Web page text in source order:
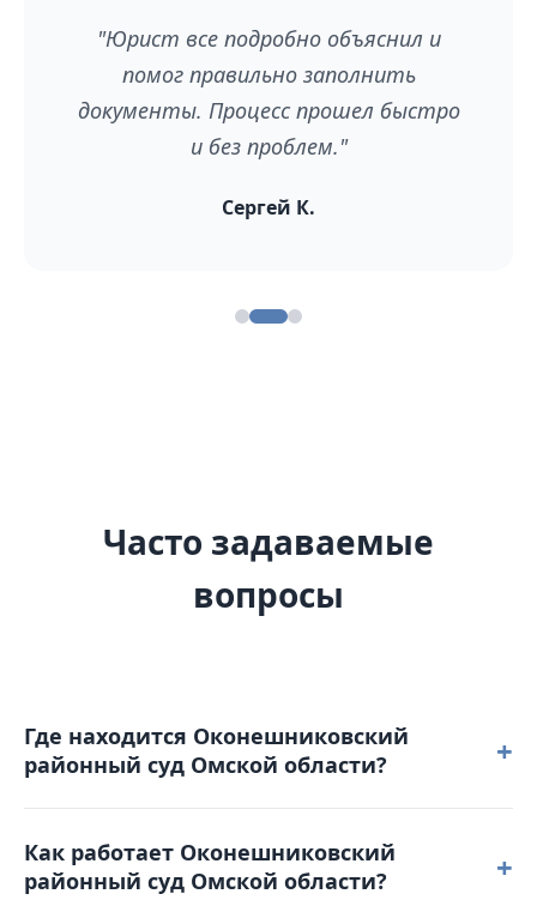
"Юрист все подробно объяснил и
помог правильно заполнить
документы. Процесс прошел быстро
и без проблем."
Сергей К.
Часто задаваемые
вопросы
Где находится Оконешниковский
районный суд Омской области?
+
расположен по адресу: 646940, Омская область, рп.
Оконешниково, ул. Пролетарская, д. 68.
Как работает Оконешниковский
районный суд Омской области?
+